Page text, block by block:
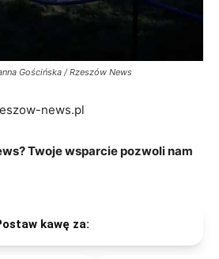
Gościńska / Rzeszów News
news.pl
Twoje wsparcie pozwoli nam
kawę za: